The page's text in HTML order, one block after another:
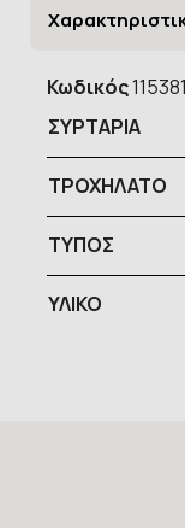
Κωδικός115381
ΣΥΡΤΑΡΙΑ
ΤΡΟΧΗΛΑΤΟ
ΤΥΠOΣ
ΥΛΙΚΟ